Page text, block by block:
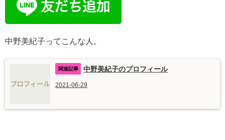
中野美紀子ってこんな人。
中野美紀子のプロフィール
2021-06-29